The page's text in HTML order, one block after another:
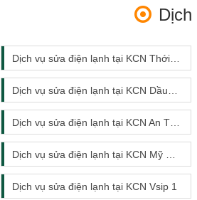
Dịch vụ sửa điện lạnh tại KCN Thới Hòa
Dịch vụ sửa điện lạnh tại KCN Dầu Tiếng
Dịch vụ sửa điện lạnh tại KCN An Tây
Dịch vụ sửa điện lạnh tại KCN Mỹ Phước 1
Dịch vụ sửa điện lạnh tại KCN Vsip 1